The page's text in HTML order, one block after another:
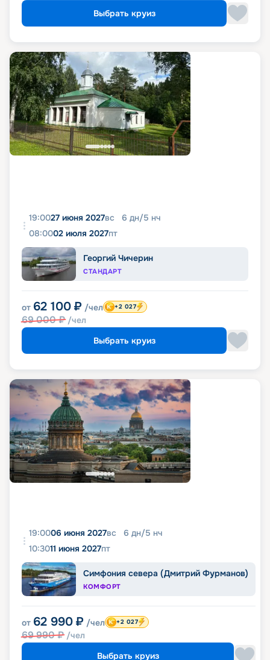
Выбрать круиз
19:0027 июня 2027вс 6 дн/5 нч
08:0002 июля 2027пт
Георгий Чичерин
СТАНДАРТ
от 62 100 ₽ /чел
69 000₽ /чел
+2 027
Выбрать круиз
19:0006 июня 2027вс 6 дн/5 нч
10:3011 июня 2027пт
Симфония севера (Дмитрий Фурманов)
КОМФОРТ
от 62 990 ₽ /чел
69 990₽ /чел
+2 027
Выбрать круиз